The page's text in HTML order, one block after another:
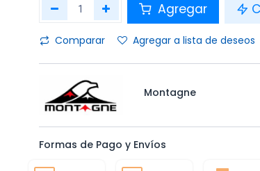
Agregar
Comparar Agregar a lista de deseos
Montagne
Formas de Pago y Envíos